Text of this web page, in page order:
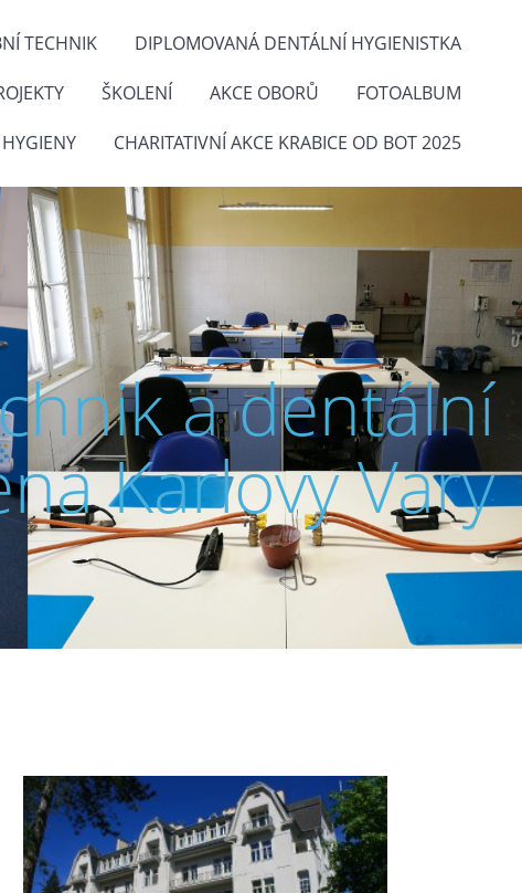
TECHNIK DIPLOMOVANÁ DENTÁLNÍ HYGIENISTKA
ŠKOLENÍ AKCE OBORŮ FOTOALBUM
CHARITATIVNÍ AKCE KRABICE OD BOT 2025
a dentální
Karlovy Vary